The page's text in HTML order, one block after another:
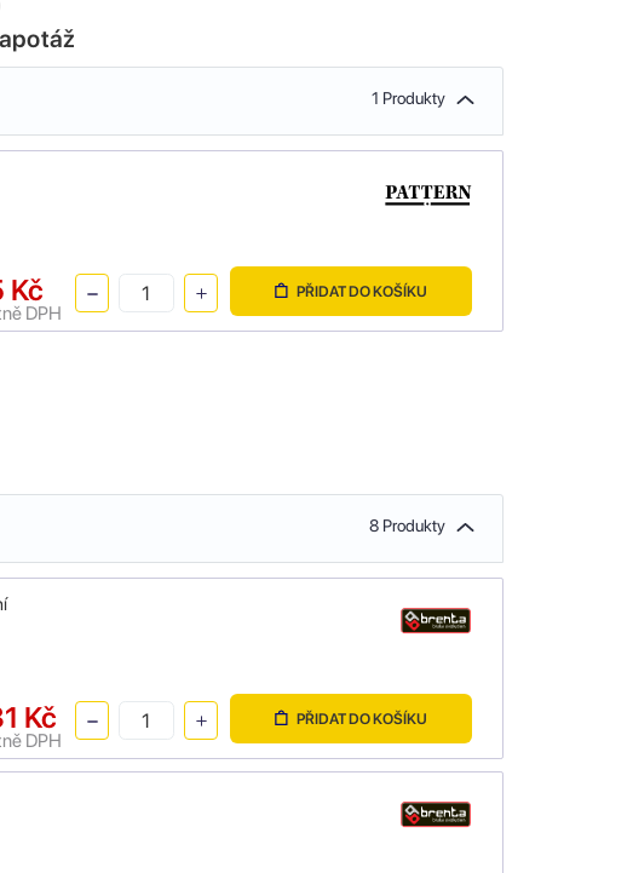
1 Produkty
Kč
DPH
PŘIDAT DO KOŠÍKU
8 Produkty
Kč
DPH
PŘIDAT DO KOŠÍKU